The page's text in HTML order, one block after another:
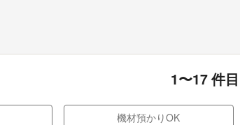
1〜17件目
機材預かりOK